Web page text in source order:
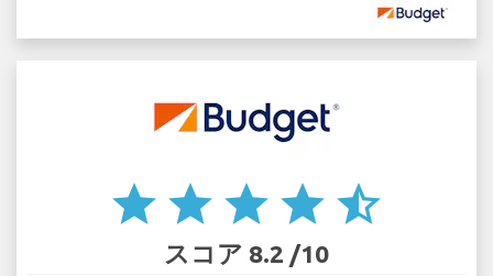
star star star star star_half
スコア 8.2 /10